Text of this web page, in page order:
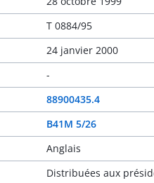
T 0884/95
24 janvier 2000
-
88900435.4
B41M 5/26
Anglais
Distribuées aux